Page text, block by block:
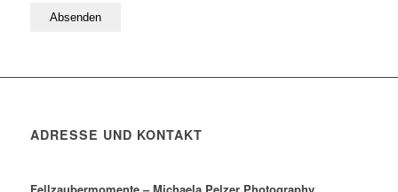
ADRESSE UND KONTAKT